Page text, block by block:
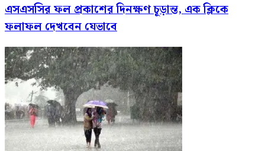
এসএসসির ফল প্রকাশের দিনক্ষণ চূড়ান্ত, এক ক্লিকে
ফলাফল দেখবেন যেভাবে